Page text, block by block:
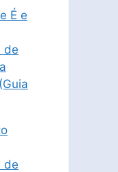
É e
de
de